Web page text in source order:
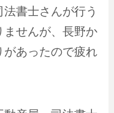
書士さんが行う
ませんが、長野か
があったので疲れ